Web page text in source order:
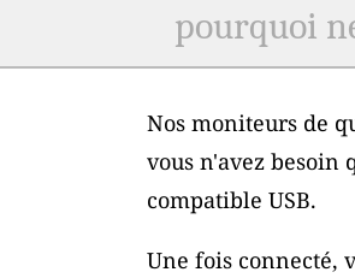
pourquoi
Nos moniteurs de
vous n'avez besoin
compatible USB.
Une fois connecté,